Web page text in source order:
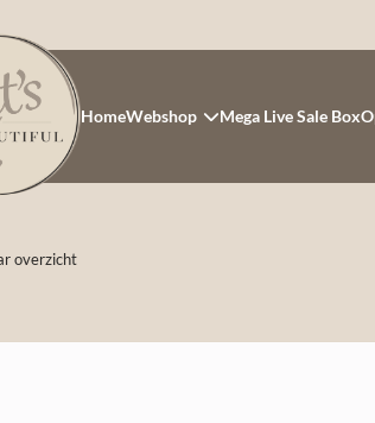
HomeWebshop Mega Live Sale Box
overzicht